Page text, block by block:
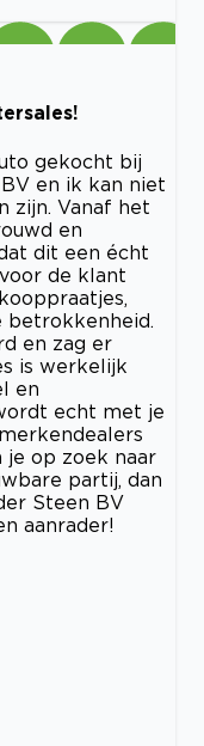
gekocht bij
en ik kan niet
zijn. Vanaf het
en
dit een écht
de klant
betrokkenheid.
en zag er
is werkelijk
en
echt met je
je op zoek naar
partij, dan
Steen BV
aanrader!